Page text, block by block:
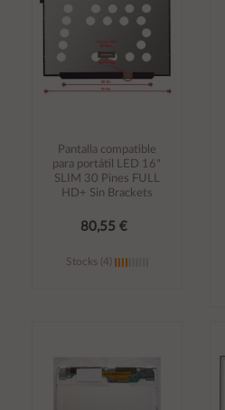
Pantalla compatible
para portátil LED 16"
SLIM 30 Pines FULL
HD+ Sin Brackets
80,55 €
Stocks (4)